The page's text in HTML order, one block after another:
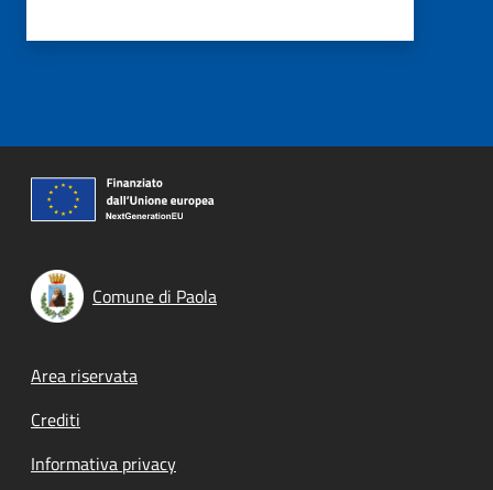
Comune di Paola
Footer menu
Area riservata
Crediti
Informativa privacy